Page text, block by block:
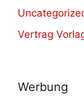
Vertrag
Werbung